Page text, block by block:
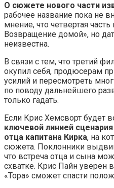
О сюжете нового части
рабочее название пока не
мнение, что четвертая
Возвращение домой», но
неизвестна.
В связи с тем, что третий
окупил себя, продюсерам
усилий и пересмотреть
по поводу дальнейшего
только гадать.
Если Крис Хемсворт будет
ключевой линией
отца капитана Кирка, на
сюжета. Поклонники
что встреча отца и сына
схватке. Крис Пайн уверен
«Тора» сможет спасти